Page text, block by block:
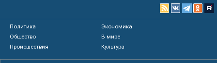
Политика
Экономика
Общество
В мире
Происшествия
Культура